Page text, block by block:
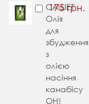
САШЕТ
Олія
для
збудження
з
олією
насіння
канабісу
OH!
175 грн.